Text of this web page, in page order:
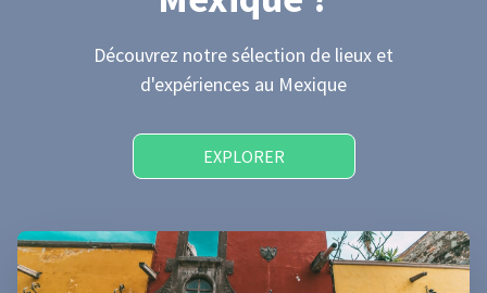
Découvrez notre sélection de lieux et
d'expériences au Mexique
EXPLORER